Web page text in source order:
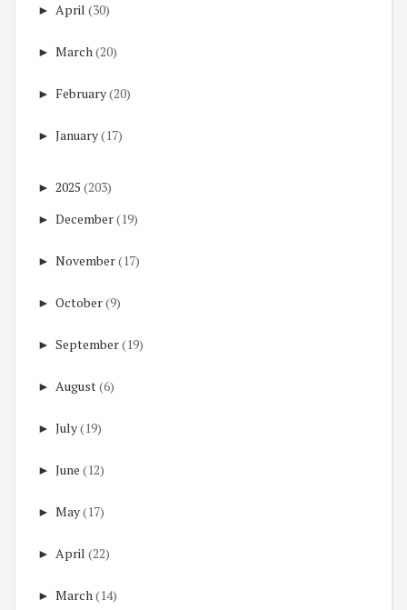
► April (30)
► March(20)
► February(20)
► January(17)
► 2025 (203)
► December(19)
► November(17)
► October(9)
► September(19)
► August(6)
► July(19)
► June (12)
► May(17)
► April (22)
► March(14)